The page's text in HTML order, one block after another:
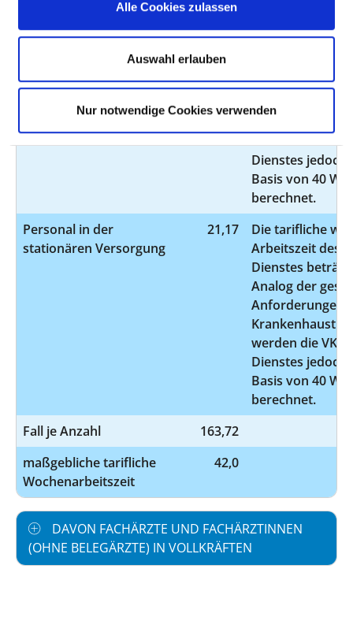
Alle Cookies zulassen
Auswahl erlauben
Nur notwendige Cookies verwenden
Personal in der
15,70
Die tarifliche
Analog der
Anforderungen
werden die VK
Dienstes jedoch
Basis von 40
berechnet.
Personal in der
stationären Versorgung
21,17
Die tarifliche
Arbeitszeit des
Dienstes
Analog der
Anforderungen
werden die VK
Dienstes jedoch
Basis von 40
berechnet.
Fall je Anzahl
163,72
maßgebliche tarifliche
Wochenarbeitszeit
42,0
DAVON FACHÄRZTE UND FACHÄRZTINNEN
(OHNE BELEGÄRZTE) IN VOLLKRÄFTEN